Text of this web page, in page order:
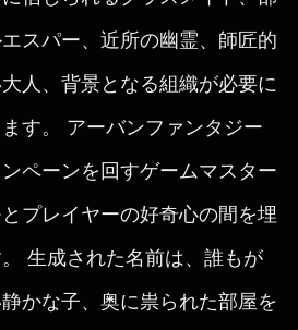
スパー、近所の幽霊、師匠的
人、背景となる組織が必要に
す。 アーバンファンタジー
ペーンを回すゲームマスター
プレイヤーの好奇心の間を埋
生成された名前は、誰もが
かな子、奥に祟られた部屋を